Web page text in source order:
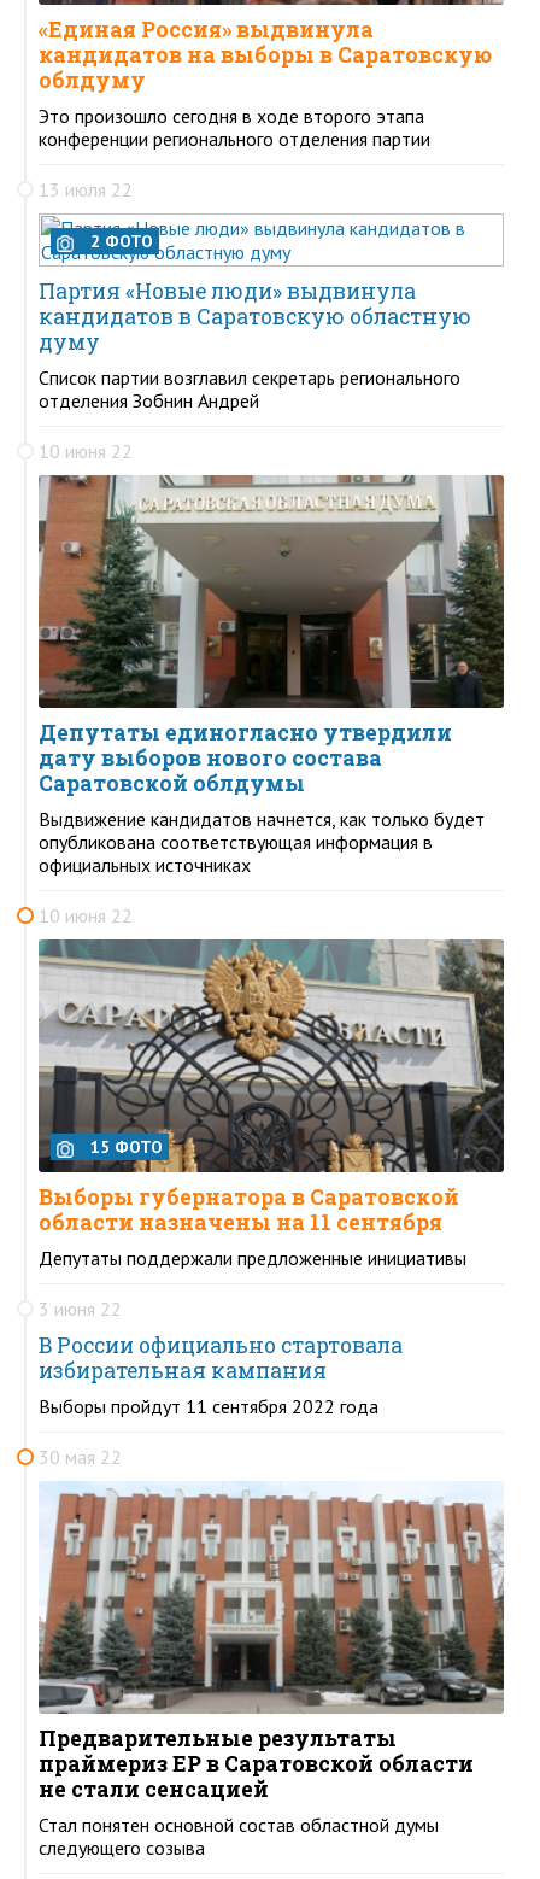
«Единая Россия» выдвинула
кандидатов на выборы в Саратовскую
облдуму
Это произошло сегодня в ходе второго этапа
конференции регионального отделения партии
13 июля 22
2 ФОТО
Партия «Новые люди» выдвинула
кандидатов в Саратовскую областную
думу
Список партии возглавил секретарь регионального
отделения Зобнин Андрей
10 июня 22
Депутаты единогласно утвердили
дату выборов нового состава
Саратовской облдумы
Выдвижение кандидатов начнется, как только будет
опубликована соответствующая информация в
официальных источниках
10 июня 22
15 ФОТО
Выборы губернатора в Саратовской
области назначены на 11 сентября
Депутаты поддержали предложенные инициативы
3 июня 22
В России официально стартовала
избирательная кампания
Выборы пройдут 11 сентября 2022 года
30 мая 22
Предварительные результаты
праймериз ЕР в Саратовской области
не стали сенсацией
Стал понятен основной состав областной думы
следующего созыва